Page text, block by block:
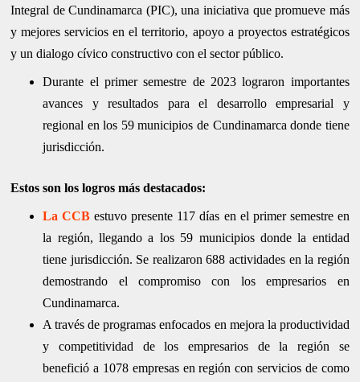
Integral de Cundinamarca (PIC), una iniciativa que promueve más
y mejores servicios en el territorio, apoyo a proyectos estratégicos
y un dialogo cívico constructivo con el sector público.
Durante el primer semestre de 2023 lograron importantes
avances y resultados para el desarrollo empresarial y
regional en los 59 municipios de Cundinamarca donde tiene
jurisdicción.
Estos son los logros más destacados:
La CCB estuvo presente 117 días en el primer semestre en
la región, llegando a los 59 municipios donde la entidad
tiene jurisdicción. Se realizaron 688 actividades en la región
demostrando el compromiso con los empresarios en
Cundinamarca.
A través de programas enfocados en mejora la productividad
y competitividad de los empresarios de la región se
benefició a 1078 empresas en región con servicios de como